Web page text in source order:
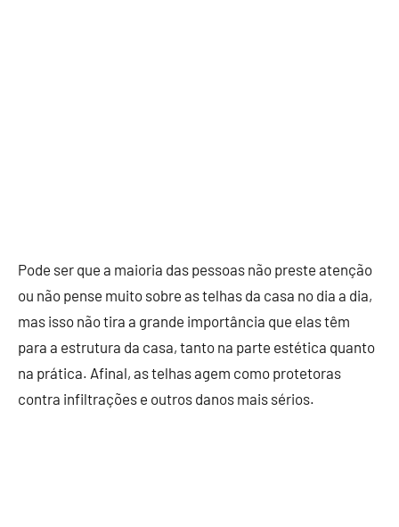
Pode ser que a maioria das pessoas não preste atenção
ou não pense muito sobre as telhas da casa no dia a dia,
mas isso não tira a grande importância que elas têm
para a estrutura da casa, tanto na parte estética quanto
na prática. Afinal, as telhas agem como protetoras
contra infiltrações e outros danos mais sérios.